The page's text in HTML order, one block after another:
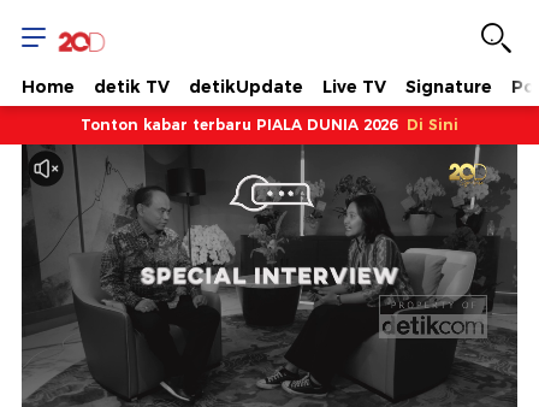
Home detik TV detikUpdate Live TV Signature
Tonton kabar terbaru PIALA DUNIA 2026 Di Sini